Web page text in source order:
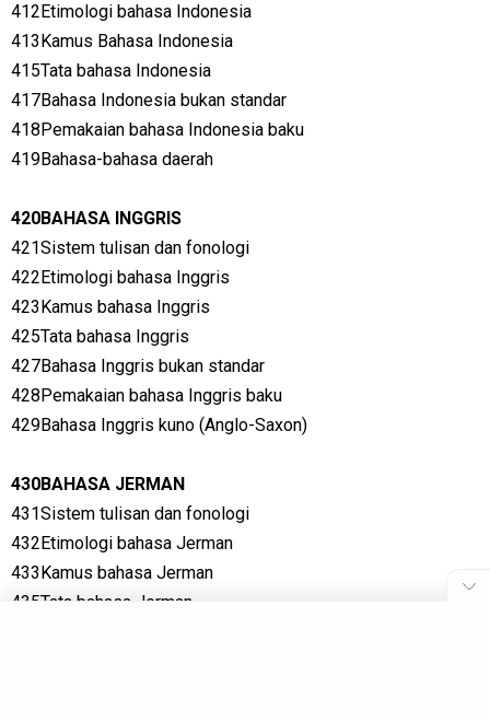
412Etimologi bahasa Indonesia
413Kamus Bahasa Indonesia
415Tata bahasa Indonesia
417Bahasa Indonesia bukan standar
418Pemakaian bahasa Indonesia baku
419Bahasa-bahasa daerah
420BAHASA INGGRIS
421Sistem tulisan dan fonologi
422Etimologi bahasa Inggris
423Kamus bahasa Inggris
425Tata bahasa Inggris
427Bahasa Inggris bukan standar
428Pemakaian bahasa Inggris baku
429Bahasa Inggris kuno (Anglo-Saxon)
430BAHASA JERMAN
431Sistem tulisan dan fonologi
432Etimologi bahasa Jerman
433Kamus bahasa Jerman
435Tata bahasa Jerman